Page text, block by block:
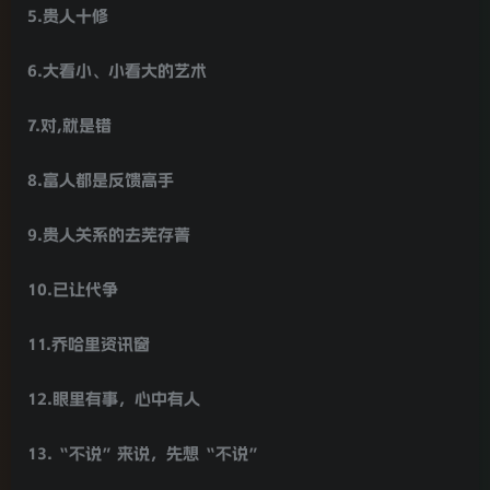
5.贵人十修
6.大看小、小看大的艺术
7.对,就是错
8.富人都是反馈高手
9.贵人关系的去芜存菁
10.已让代争
11.乔哈里资讯窗
12.眼里有事，心中有人
13.“不说”来说，先想“不说”